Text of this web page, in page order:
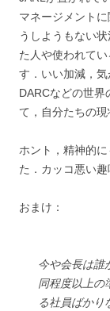
マネージメント
うしようもない
た人や使われて
す．いい加減，気
DARCなどの世界
て，自分たちの
ホント，精神的
た．カッコ悪い
おまけ：
今や会長は誰
同程度以上の
る社員ばかり